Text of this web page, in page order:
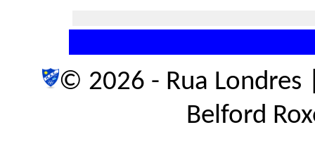
© 2026 - Rua Londres
Belford